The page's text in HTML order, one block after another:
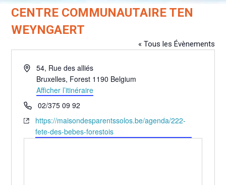
CENTRE COMMUNAUTAIRE TEN
WEYNGAERT
« Tous les Évènements
Adresse54, Rue des alliés
Bruxelles, Forest 1190 Belgium
Afficher l’itinéraire
Téléphone
02/375 09 92
Site
web
https://maisondesparentssolos.be/agenda/222-
fete-des-bebes-forestois